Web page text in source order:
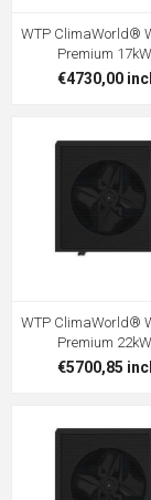
WTP ClimaWorld®
Premium
€4730,00
WTP ClimaWorld®
Premium
€5700,85